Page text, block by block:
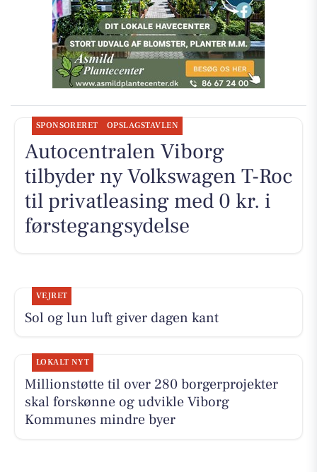
SPONSORERET OPSLAGSTAVLEN
Autocentralen Viborg
tilbyder ny Volkswagen T-Roc
til privatleasing med 0 kr. i
førstegangsydelse
VEJRET
Sol og lun luft giver dagen kant
LOKALT NYT
Millionstøtte til over 280 borgerprojekter
skal forskønne og udvikle Viborg
Kommunes mindre byer